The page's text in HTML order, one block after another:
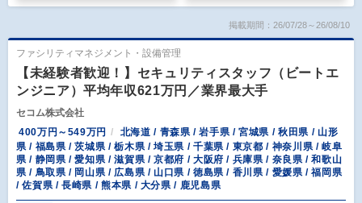
掲載期間：26/07/28～26/08/10
ファシリティマネジメント・設備管理
【未経験者歓迎！】セキュリティスタッフ（ビートエ
ンジニア）平均年収621万円／業界最大手
セコム株式会社
400万円～549万円
北海道 / 青森県 / 岩手県 / 宮城県 / 秋田県 / 山形
県 / 福島県 / 茨城県 / 栃木県 / 埼玉県 / 千葉県 / 東京都 / 神奈川県 / 岐阜
県 / 静岡県 / 愛知県 / 滋賀県 / 京都府 / 大阪府 / 兵庫県 / 奈良県 / 和歌山
県 / 鳥取県 / 岡山県 / 広島県 / 山口県 / 徳島県 / 香川県 / 愛媛県 / 福岡県
/ 佐賀県 / 長崎県 / 熊本県 / 大分県 / 鹿児島県